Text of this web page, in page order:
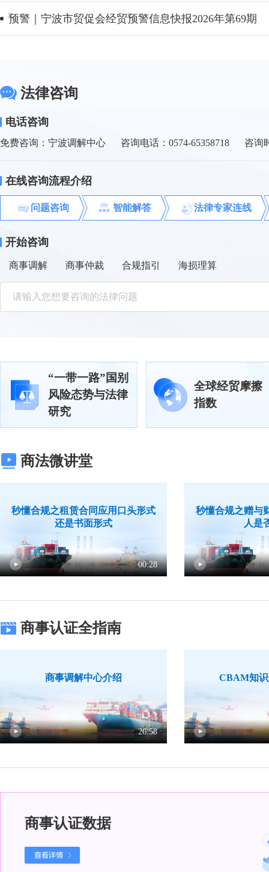
预警｜宁波市贸促会经贸预警信息快报2026年第69期
预警｜宁波市贸促会经贸预警信息快报2026年第67期
预警｜宁波市贸促会经贸预警信息快报2026年第66期
预警｜宁波市贸促会经贸预警信息快报2026年第64期
法律咨询
电话咨询
免费咨询：宁波调解中心 咨询电话：0574-65358718 咨询
在线咨询流程介绍
问题咨询 智能解答 法律专家连线
开始咨询
商事调解 商事仲裁 合规指引 海损理算
“一带一路”国别
风险态势与法律
研究
全球经贸摩擦
指数
商法微讲堂
秒懂合规之租赁合同应用口头形式
还是书面形式
00:28
秒懂合规之赠与
人是
商事认证全指南
商事调解中心介绍
26:58
CBAM知
商事认证数据